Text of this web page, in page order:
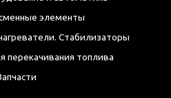
элементы
Стабилизаторы
перекачивания топлива